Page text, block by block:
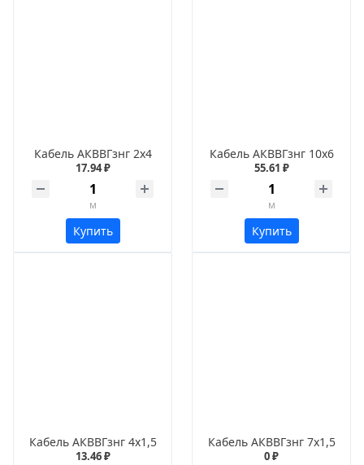
Кабель АКВВГзнг 2х4
17.94 ₽
м
Купить
Кабель АКВВГзнг 10х6
55.61 ₽
м
Купить
Кабель АКВВГзнг 4х1,5
13.46 ₽
Кабель АКВВГзнг 7х1,5
0 ₽